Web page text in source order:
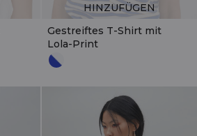
Gestreiftes T-Shirt mit
Lola-Print
HINZUFÜGEN